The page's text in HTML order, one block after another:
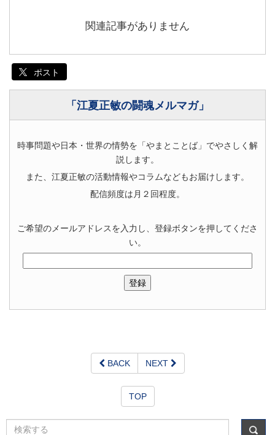
関連記事がありません
ポスト
「江夏正敏の闘魂メルマガ」
時事問題や日本・世界の情勢を「やまとことば」でやさしく解
説します。
また、江夏正敏の活動情報やコラムなどもお届けします。
配信頻度は月２回程度。
ご希望のメールアドレスを入力し、登録ボタンを押してくださ
い。
BACK NEXT
TOP